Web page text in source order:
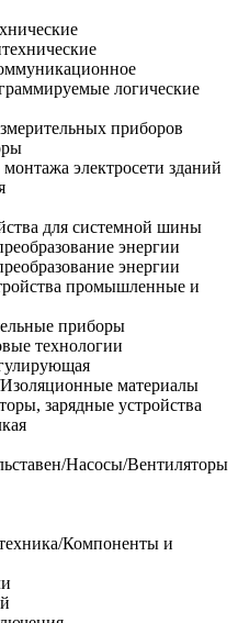
логические
приборов
электросети зданий
для системной шины
энергии
энергии
промышленные и
приборы
технологии
материалы
зарядные устройства
Насосы/Вентиляторы
Компоненты и